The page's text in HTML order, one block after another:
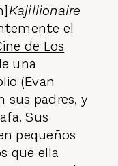
Kajillionaire
el
de Los
una
(Evan
sus padres, y
Sus
pequeños
que ella